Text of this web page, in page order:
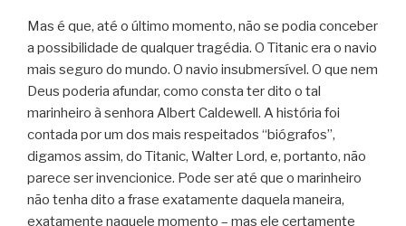
Mas é que, até o último momento, não se podia conceber
a possibilidade de qualquer tragédia. O Titanic era o navio
mais seguro do mundo. O navio insubmersível. O que nem
Deus poderia afundar, como consta ter dito o tal
marinheiro à senhora Albert Caldewell. A história foi
contada por um dos mais respeitados “biógrafos”,
digamos assim, do Titanic, Walter Lord, e, portanto, não
parece ser invencionice. Pode ser até que o marinheiro
não tenha dito a frase exatamente daquela maneira,
exatamente naquele momento – mas ele certamente